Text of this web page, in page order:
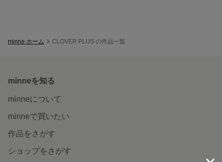
minne ホーム CLOVER PLUS の作品一覧
minneを知る
minneについて
minneで買いたい
作品をさがす
ショップをさがす